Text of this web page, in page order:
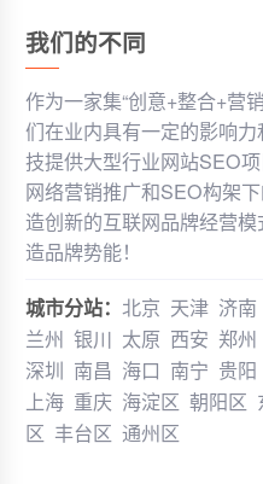
我们的不同
作为一家集“创意+整合+营
们在业内具有一定的影响
技提供大型行业网站SEO
网络营销推广和SEO构架
造创新的互联网品牌经营
造品牌势能！
城市分站： 北京 天津 济南
兰州 银川 太原 西安 郑州
深圳 南昌 海口 南宁 贵阳
上海 重庆 海淀区 朝阳区
区 丰台区 通州区